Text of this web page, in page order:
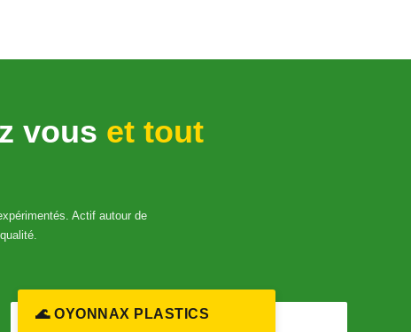
vous et tout
Actif autour de
🌊 OYONNAX PLASTICS